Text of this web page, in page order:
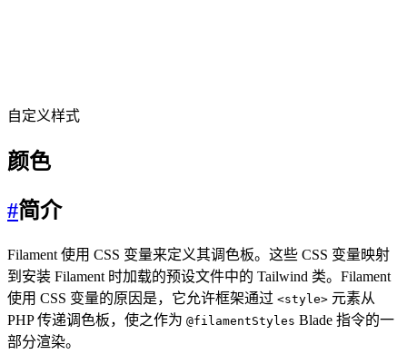
自定义样式
颜色
#简介
Filament 使用 CSS 变量来定义其调色板。这些 CSS 变量映射
到安装 Filament 时加载的预设文件中的 Tailwind 类。Filament
使用 CSS 变量的原因是，它允许框架通过 <style> 元素从
PHP 传递调色板，使之作为 @filamentStyles Blade 指令的一
部分渲染。